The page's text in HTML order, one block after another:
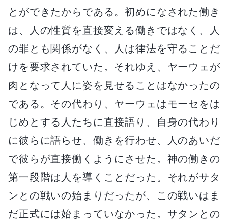
とができたからである。初めになされた働き
は、人の性質を直接変える働きではなく、人
の罪とも関係がなく、人は律法を守ることだ
けを要求されていた。それゆえ、ヤーウェが
肉となって人に姿を見せることはなかったの
である。その代わり、ヤーウェはモーセをは
じめとする人たちに直接語り、自身の代わり
に彼らに語らせ、働きを行わせ、人のあいだ
で彼らが直接働くようにさせた。神の働きの
第一段階は人を導くことだった。それがサタ
ンとの戦いの始まりだったが、この戦いはま
だ正式には始まっていなかった。サタンとの